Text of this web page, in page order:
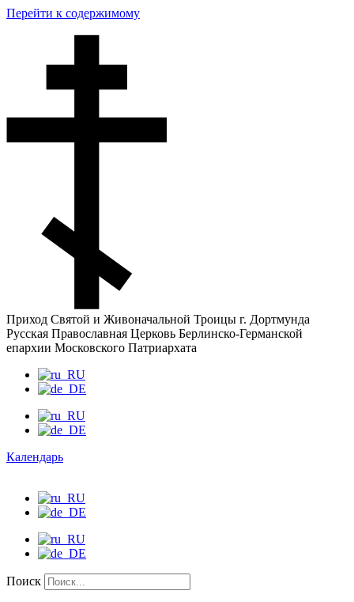
Перейти к содержимому
Приход Святой и Живоначальной Троицы г. Дортмунда
Русская Православная Церковь Берлинско-Германской
епархии Московского Патриархата
Календарь
Поиск